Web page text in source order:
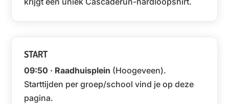
START
09:50 · Raadhuisplein (Hoogeveen).
Starttijden per groep/school vind je op deze
pagina.